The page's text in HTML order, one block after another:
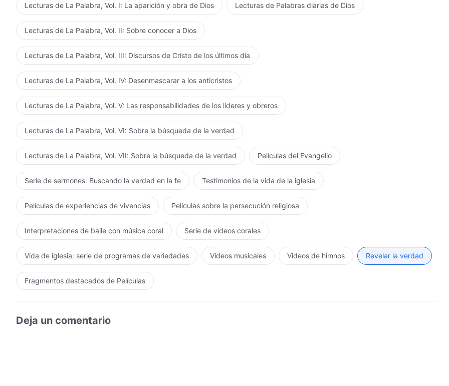
Lecturas de La Palabra, Vol. I: La aparición y obra de Dios Lecturas de Palabras diarias de Dios
Lecturas de La Palabra, Vol. II: Sobre conocer a Dios
Lecturas de La Palabra, Vol. III: Discursos de Cristo de los últimos día
Lecturas de La Palabra, Vol. IV: Desenmascarar a los anticristos
Lecturas de La Palabra, Vol. V: Las responsabilidades de los líderes y obreros
Lecturas de La Palabra, Vol. VI: Sobre la búsqueda de la verdad
Lecturas de La Palabra, Vol. VII: Sobre la búsqueda de la verdad Películas del Evangelio
Serie de sermones: Buscando la verdad en la fe Testimonios de la vida de la iglesia
Películas de experiencias de vivencias Películas sobre la persecución religiosa
Interpretaciones de baile con música coral Serie de videos corales
Vida de iglesia: serie de programas de variedades Vídeos musicales Videos de himnos Revelar la verdad
Fragmentos destacados de Películas
Deja un comentario